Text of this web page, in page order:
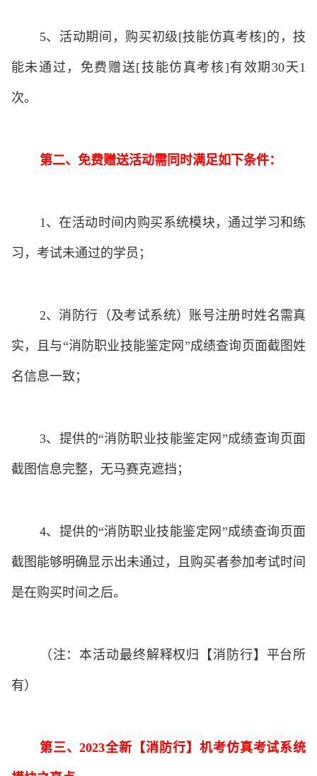
5、 活动期间，购买初级[技能仿真考核]的，技
能未通过，免费赠送[技能仿真考核]有效期30天1
次。
第二、免费赠送活动需同时满足如下条件：
1、在活动时间内购买系统模块，通过学习和练
习，考试未通过的学员；
2、 消防行（及考试系统）账号注册时姓名需真
实，且与 “消防职业技能鉴定网 ”成绩查询页面截图姓
名信息一致；
3、 提供的“消防职业技能鉴定网 ”成绩查询页面
截图信息完整，无马赛克遮挡；
4、 提供的“消防职业技能鉴定网 ”成绩查询页面
截图能够明确显示出未通过，且购买者参加考试时间
是在购买时间之后。
（注：本活动最终解释权归【消防行】平台所
有）
第三、2023全新【消防行】机考仿真考试系统